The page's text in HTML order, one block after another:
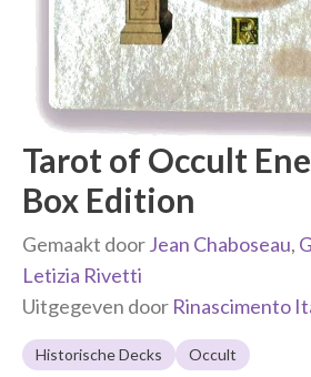
Tarot of Occult
Box Edition
Gemaakt doorJean Chaboseau,
Letizia Rivetti
Uitgegeven door Rinascimento
Historische Decks Occult